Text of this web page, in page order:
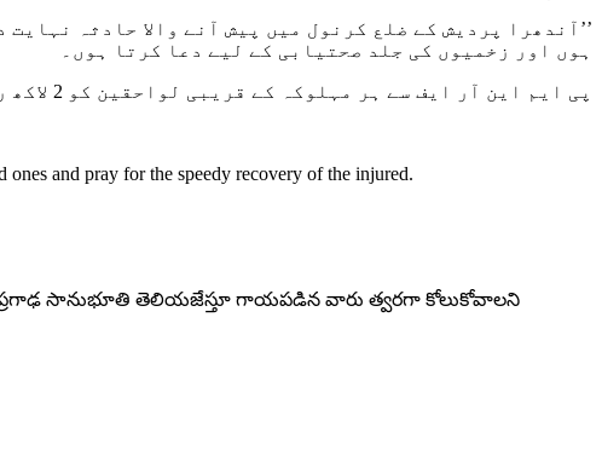
’’آندھرا پردیش کے ضلع کرنول میں پیش آنے والا حادثہ
ہوں اور زخمیوں کی جلد صحتیابی کے لیے دعا کرتا ہوں۔
پی ایم این آر ایف سے ہر مہلوکہ کے قریبی لواحقین کو 2 لاکھ روپے کی امداد دی جائے گی۔ زخمیوں کو 50 ہزار روپے دیے جائیں گے: پی ایم @
and pray for the speedy recovery of the injured.
ప్రగాఢ సానుభూతి తెలియజేస్తూ గాయపడిన వారు త్వరగా కోలుకోవాలని